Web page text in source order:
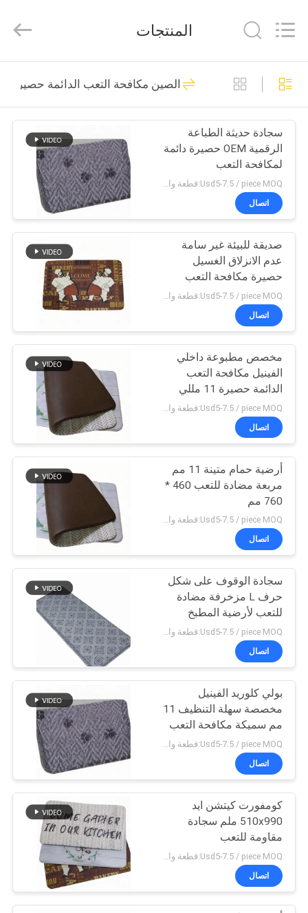
منزل،
بيت
منتجات
معلومات
جولة
المعمل
مراقبة
الجودة
اتصل
BLOG
اطلب
اقتباس
خريطة
الموقع
PRIVACY
POLICY
Commerce
All
Reserved.
ورقة العزل المطاط
النتريل
32
ورقة المطاط NBR
31
ورقة المطاط مقاومة
للحريق
31
لفة العزل المطاط
28
مجلس عزل الصوت
21
أنبوب عزل المطاط
النتريل
25
المنتجات
الصين مكافحة التعب الدائمة حصيرة
سجادة حديثة الطباعة
الرقمية OEM حصيرة دائمة
لمكافحة التعب
Usd5-7.5 / piece MOQ:قطعة واحدة
اتصال
صديقة للبيئة غير سامة
عدم الانزلاق الغسيل
حصيرة مكافحة التعب
اتصال
مخصص مطبوعة داخلي
الفينيل مكافحة التعب
الدائمة حصيرة 11 مللي
متر
اتصال
أرضية حمام متينة 11 مم
مربعة مضادة للتعب 460 *
760 مم
Usd5-7.5 / piece MOQ:قطعة واحدة
اتصال
سجادة الوقوف على شكل
حرف L مزخرفة مضادة
للتعب لأرضية المطبخ
Usd5-7.5 / piece MOQ:قطعة واحدة
اتصال
بولي كلوريد الفينيل
مخصصة سهلة التنظيف 11
مم سميكة مكافحة التعب
حصيرة
اتصال
كومفورت كيتشن ايد
510x990 ملم سجادة
مقاومة للتعب
اتصال